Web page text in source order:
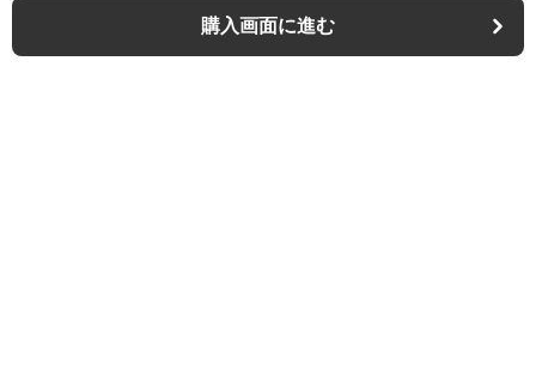
購入画面に進む